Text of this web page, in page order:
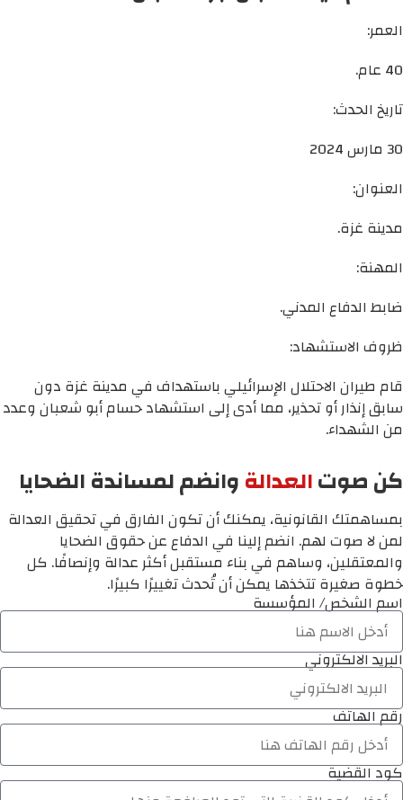
العمر:
40 عام.
تاريخ الحدث:
30 مارس 2024
العنوان:
مدينة غزة.
المهنة:
ضابط الدفاع المدني.
ظروف الاستشهاد:
قام طيران الاحتلال الإسرائيلي باستهداف في مدينة غزة دون
سابق إنذار أو تحذير، مما أدى إلى استشهاد حسام أبو شعبان وعدد
من الشهداء.
كن صوتالعدالةوانضم لمساندة الضحايا
بمساهمتك القانونية، يمكنك أن تكون الفارق في تحقيق العدالة
لمن لا صوت لهم. انضم إلينا في الدفاع عن حقوق الضحايا
والمعتقلين، وساهم في بناء مستقبل أكثر عدالة وإنصافًا. كل
خطوة صغيرة تتخذها يمكن أن تُحدث تغييرًا كبيرًا.
اسم الشخص/ المؤسسة
البريد الالكتروني
رقم الهاتف
كود القضية